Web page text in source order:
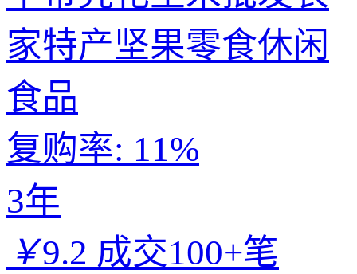
家特产坚果零食休闲
食品
复购率: 11%
3年
￥9.2 成交100+笔